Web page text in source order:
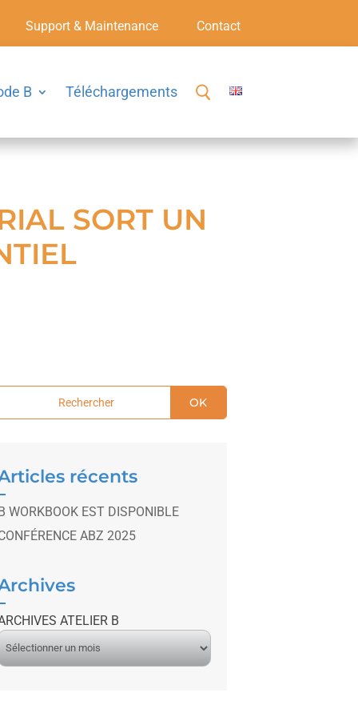
Support & Maintenance Contact
B Téléchargements
SORT UN
OK
récents
WORKBOOK EST DISPONIBLE
ABZ 2025
ATELIER B